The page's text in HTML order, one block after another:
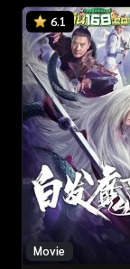
6.1
Movie